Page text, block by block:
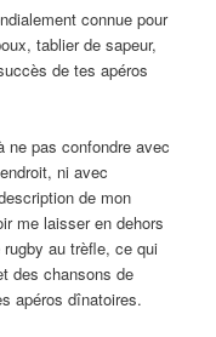
connue pour
tablier de sapeur,
de tes apéros
ne pas confondre avec
ni avec
de mon
me laisser en dehors
au trèfle, ce qui
des chansons de
apéros dînatoires.